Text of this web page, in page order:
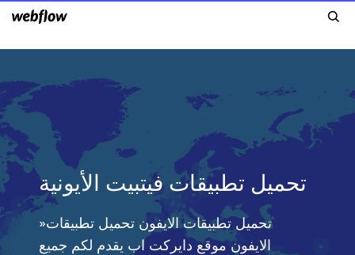
تحميل تطبيقات فيتبيت الأيونية
»تحميل تطبيقات الايفون تحميل تطبيقات
الايفون موقع دايركت اب يقدم لكم جميع